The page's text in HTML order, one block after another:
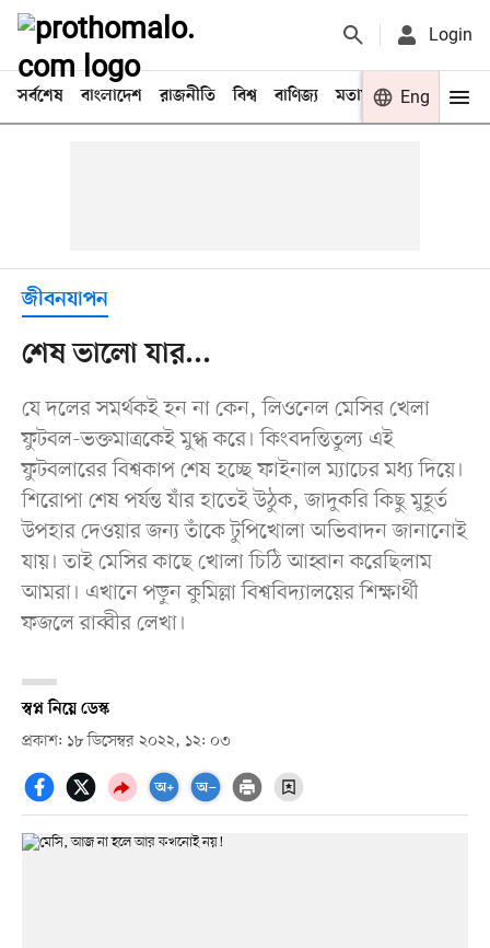
Login
সর্বশেষ বাংলাদেশ রাজনীতি বিশ্ব বাণিজ্য মতামত খেলা
Eng
জীবনযাপন
শেষ ভালো যার...
যে দলের সমর্থকই হন না কেন, লিওনেল মেসির খেলা
ফুটবল-ভক্তমাত্রকেই মুগ্ধ করে। কিংবদন্তিতুল্য এই
ফুটবলারের বিশ্বকাপ শেষ হচ্ছে ফাইনাল ম্যাচের মধ্য দিয়ে।
শিরোপা শেষ পর্যন্ত যাঁর হাতেই উঠুক, জাদুকরি কিছু মুহূর্ত
উপহার দেওয়ার জন্য তাঁকে টুপিখোলা অভিবাদন জানানোই
যায়। তাই মেসির কাছে খোলা চিঠি আহ্বান করেছিলাম
আমরা। এখানে পড়ুন কুমিল্লা বিশ্ববিদ্যালয়ের শিক্ষার্থী
ফজলে রাব্বীর লেখা।
স্বপ্ন নিয়ে ডেস্ক
প্রকাশ: ১৮ ডিসেম্বর ২০২২, ১২: ০৩